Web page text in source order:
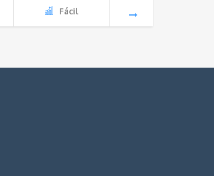
Fácil